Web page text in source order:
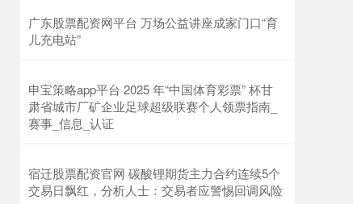
广东股票配资网平台 万场公益讲座成家门口“育
儿充电站”
申宝策略app平台 2025 年“中国体育彩票” 杯甘
肃省城市厂矿企业足球超级联赛个人领票指南_
赛事_信息_认证
宿迁股票配资官网 碳酸锂期货主力合约连续5个
交易日飘红，分析人士：交易者应警惕回调风险